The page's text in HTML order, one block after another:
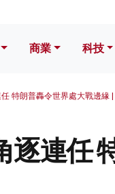
商業 科技
特朗普轟令世界處大戰邊緣
逐連任